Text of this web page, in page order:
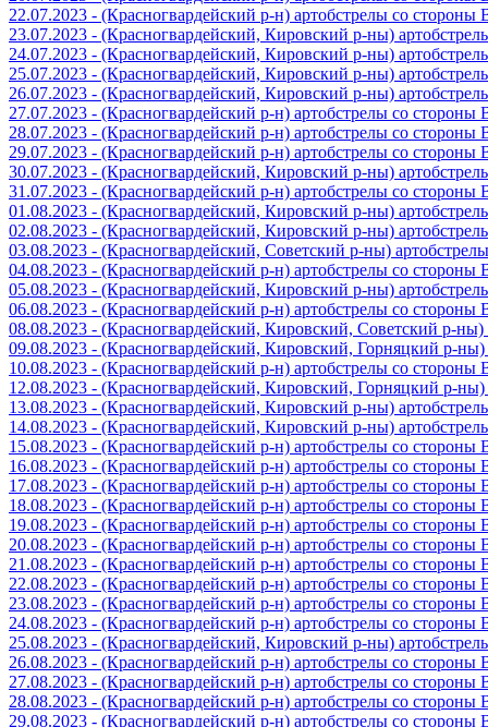
22.07.2023 - (Красногвардейский р-н) артобстрелы со
23.07.2023 - (Красногвардейский, Кировский р-ны)
24.07.2023 - (Красногвардейский, Кировский р-ны)
25.07.2023 - (Красногвардейский, Кировский р-ны)
26.07.2023 - (Красногвардейский, Кировский р-ны)
27.07.2023 - (Красногвардейский р-н) артобстрелы со
28.07.2023 - (Красногвардейский р-н) артобстрелы со
29.07.2023 - (Красногвардейский р-н) артобстрелы со
30.07.2023 - (Красногвардейский, Кировский р-ны)
31.07.2023 - (Красногвардейский р-н) артобстрелы со
01.08.2023 - (Красногвардейский, Кировский р-ны)
02.08.2023 - (Красногвардейский, Кировский р-ны)
03.08.2023 - (Красногвардейский, Советский р-ны)
04.08.2023 - (Красногвардейский р-н) артобстрелы со
05.08.2023 - (Красногвардейский, Кировский р-ны)
06.08.2023 - (Красногвардейский р-н) артобстрелы со
08.08.2023 - (Красногвардейский, Кировский, Советский р-
09.08.2023 - (Красногвардейский, Кировский, Горняцкий р-
10.08.2023 - (Красногвардейский р-н) артобстрелы со
12.08.2023 - (Красногвардейский, Кировский, Горняцкий р-
13.08.2023 - (Красногвардейский, Кировский р-ны)
14.08.2023 - (Красногвардейский, Кировский р-ны)
15.08.2023 - (Красногвардейский р-н) артобстрелы со
16.08.2023 - (Красногвардейский р-н) артобстрелы со
17.08.2023 - (Красногвардейский р-н) артобстрелы со
18.08.2023 - (Красногвардейский р-н) артобстрелы со
19.08.2023 - (Красногвардейский р-н) артобстрелы со
20.08.2023 - (Красногвардейский р-н) артобстрелы со
21.08.2023 - (Красногвардейский р-н) артобстрелы со
22.08.2023 - (Красногвардейский р-н) артобстрелы со
23.08.2023 - (Красногвардейский р-н) артобстрелы со
24.08.2023 - (Красногвардейский р-н) артобстрелы со
25.08.2023 - (Красногвардейский, Кировский р-ны)
26.08.2023 - (Красногвардейский р-н) артобстрелы со
27.08.2023 - (Красногвардейский р-н) артобстрелы со
28.08.2023 - (Красногвардейский р-н) артобстрелы со
29.08.2023 - (Красногвардейский р-н) артобстрелы со